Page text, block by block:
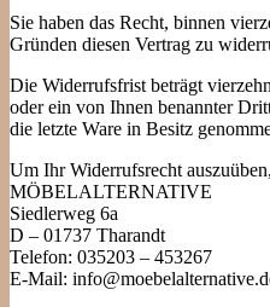
Sie haben das Recht, binnen
Gründen diesen Vertrag zu
Die Widerrufsfrist beträgt
oder ein von Ihnen benannter
die letzte Ware in Besitz
Um Ihr Widerrufsrecht
MÖBELALTERNATIVE
Siedlerweg 6a
D – 01737 Tharandt
Telefon: 035203 – 453267
E-Mail: